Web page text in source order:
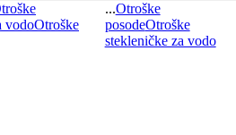
vodoOtroške
...Otroške
posodeOtroške
stekleničke za vodo